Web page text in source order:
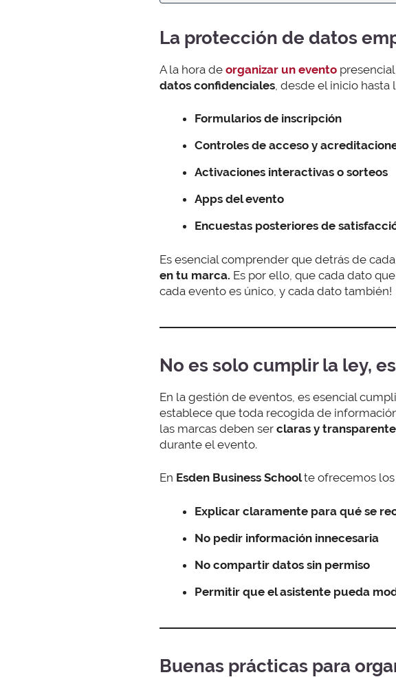
La protección de datos
A la hora de organizar un evento
datos confidenciales , desde el inicio
Formularios de inscripción
Controles de acceso y
Activaciones interactivas o sorteos
Apps del evento
Encuestas posteriores de
Es esencial comprender que detrás de
en tu marca. Es por ello, que cada dato
cada evento es único, y cada dato también!
No es solo cumplir la ley,
En la gestión de eventos, es esencial
establece que toda recogida de
las marcas deben ser claras y
durante el evento.
En Esden Business Schoolte ofrecemos
Explicar claramente para qué se
No pedir información innecesaria
No compartir datos sin permiso
Permitir que el asistente pueda
Buenas prácticas para